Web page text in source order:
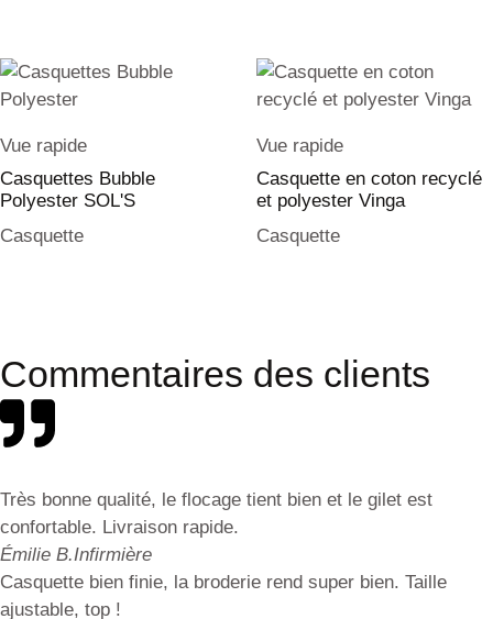
Vue rapide
Casquettes Bubble
Polyester SOL'S
Casquette
Vue rapide
Casquette en coton recyclé
et polyester Vinga
Casquette
Commentaires des clients
Très bonne qualité, le flocage tient bien et le gilet est
confortable. Livraison rapide.
Émilie B.Infirmière
Casquette bien finie, la broderie rend super bien. Taille
ajustable, top !